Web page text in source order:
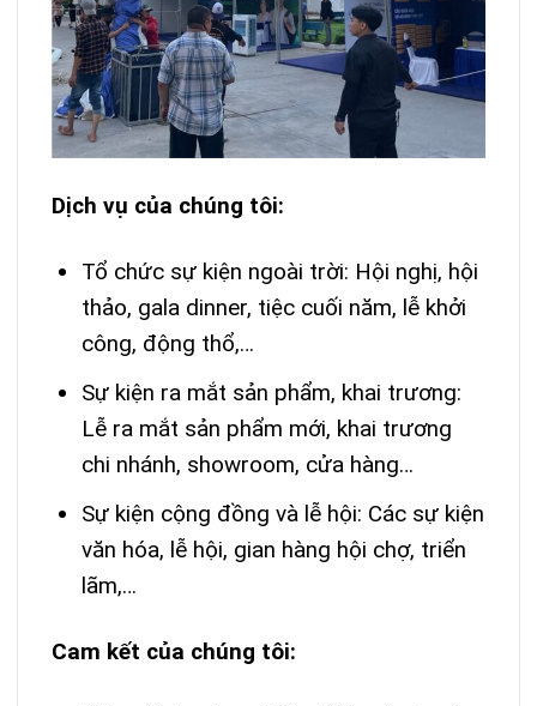
Dịch vụ của chúng tôi:
Tổ chức sự kiện ngoài trời: Hội nghị, hội
thảo, gala dinner, tiệc cuối năm, lễ khởi
công, động thổ,…
Sự kiện ra mắt sản phẩm, khai trương:
Lễ ra mắt sản phẩm mới, khai trương
chi nhánh, showroom, cửa hàng…
Sự kiện cộng đồng và lễ hội: Các sự kiện
văn hóa, lễ hội, gian hàng hội chợ, triển
lãm,…
Cam kết của chúng tôi: